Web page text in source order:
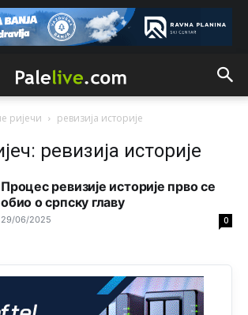
ријечи ревизија историје
ревизија историје
Процес ревизије историје прво се
обио о српску главу
29/06/2025 0
novac koji sigurno dobija iz
i koji žive u Palama (kakvi građani kad je
slabo plaćaju vodu
јуче 11:17
јуче 11:21
živite. Topla preporuka paljanskog
као зеца